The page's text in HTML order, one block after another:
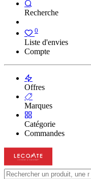
Recherche
0
Liste d'envies
Compte
Offres
Marques
Catégorie
Commandes